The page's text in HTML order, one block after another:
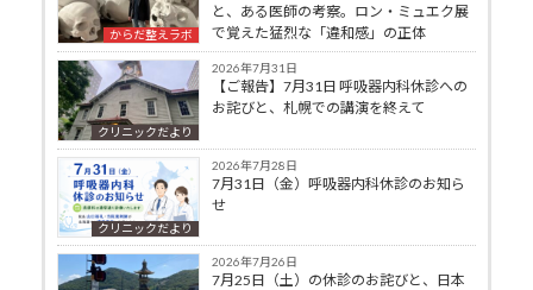
からだ整えラボ
と、ある医師の考察。ロン・ミュエク展
で覚えた猛烈な「違和感」の正体
クリニックだより
2026年7月31日
【ご報告】7月31日 呼吸器内科休診への
お詫びと、札幌での講演を終えて
クリニックだより
2026年7月28日
7月31日（金）呼吸器内科休診のお知ら
せ
2026年7月26日
7月25日（土）の休診のお詫びと、日本